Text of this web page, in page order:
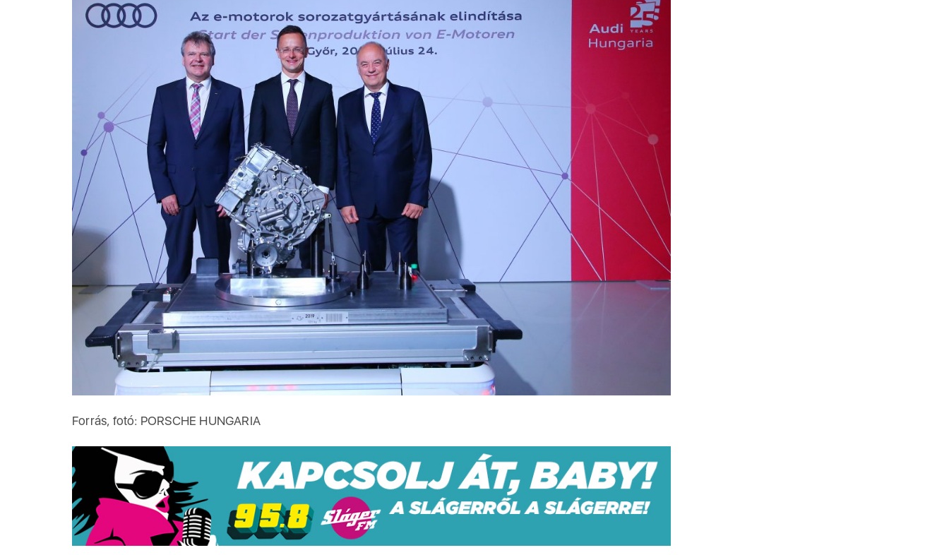
Forrás, fotó: PORSCHE HUNGARIA